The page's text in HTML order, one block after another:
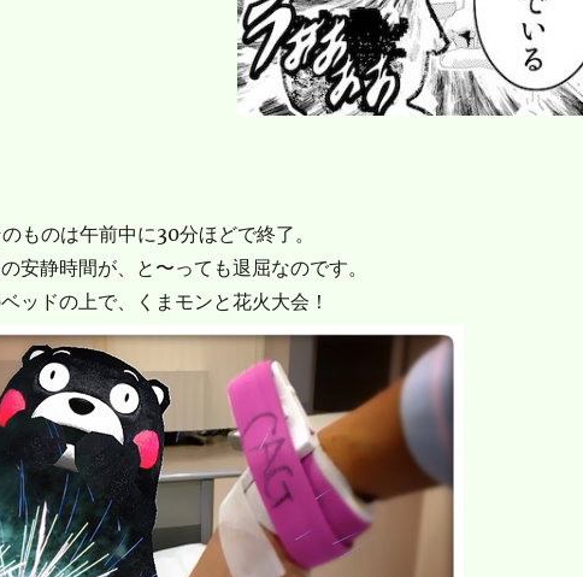
ものは午前中に30分ほどで終了。
安静時間が、と〜っても退屈なのです。
ッドの上で、くまモンと花火大会！